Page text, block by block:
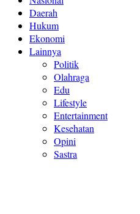
Daerah
Hukum
Ekonomi
Lainnya
Politik
Olahraga
Edu
Lifestyle
Entertainment
Kesehatan
Opini
Sastra